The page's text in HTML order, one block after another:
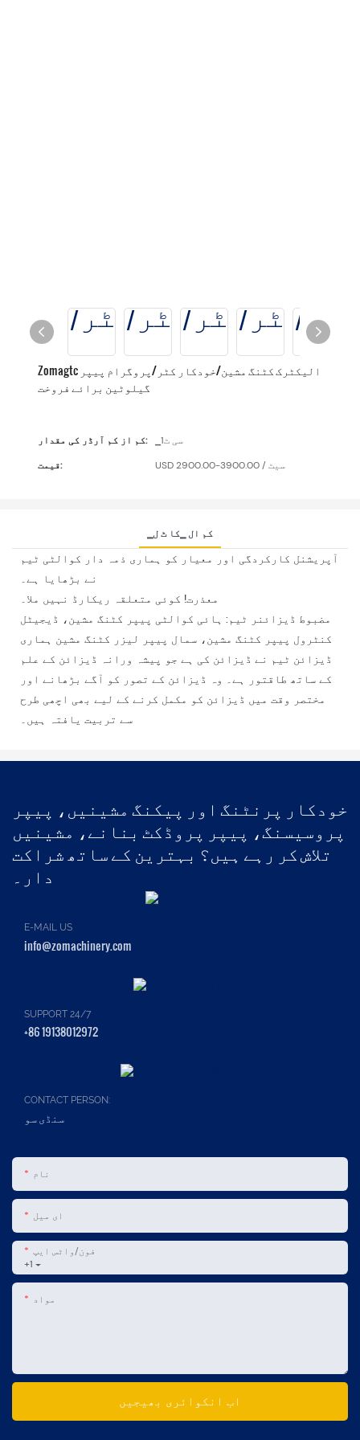
Zomagtc الیکٹرک کٹنگ مشین/خودکار کٹر/پروگرام پیپر
گیلوٹین برائے فروخت
کم از کم آرڈر کی مقدار:
▁سی ٹ1
قیمت:
USD 2900.00-3900.00 / سیٹ
▁کم ال ▁کا ٹ ل
آپریشنل کارکردگی اور معیار کو ہماری ذمہ دار کوالٹی ٹیم
نے بڑھایا ہے۔
معذرت! کوئی متعلقہ ریکارڈ نہیں ملا۔
مضبوط ڈیزائنر ٹیم: ہائی کوالٹی پیپر کٹنگ مشین، ڈیجیٹل
کنٹرول پیپر کٹنگ مشین، سمال پیپر لیزر کٹنگ مشین ہماری
ڈیزائن ٹیم نے ڈیزائن کی ہے جو پیشہ ورانہ ڈیزائن کے علم
کے ساتھ طاقتور ہے۔ وہ ڈیزائن کے تصور کو آگے بڑھانے اور
مختصر وقت میں ڈیزائن کو مکمل کرنے کے لیے بھی اچھی طرح
سے تربیت یافتہ ہیں۔
خودکار پرنٹنگ اور پیکنگ مشینیں، پیپر
پروسیسنگ، پیپر پروڈکٹ بنانے، مشینیں
تلاش کر رہے ہیں؟ بہترین کے ساتھ شراکت
دار۔
E-MAIL US
info@zomachinery.com
SUPPORT 24/7
+86 19138012972
CONTACT PERSON:
سنڈی سو
نام
ای میل
+1
فون/واٹس ایپ
مواد
اب انکوائری بھیجیں